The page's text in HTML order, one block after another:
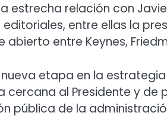
estrecha relación con
entre ellas la
entre Keynes,
etapa en la
cercana al Presidente y
pública de la